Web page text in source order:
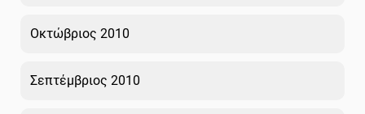
Οκτώβριος 2010
Σεπτέμβριος 2010